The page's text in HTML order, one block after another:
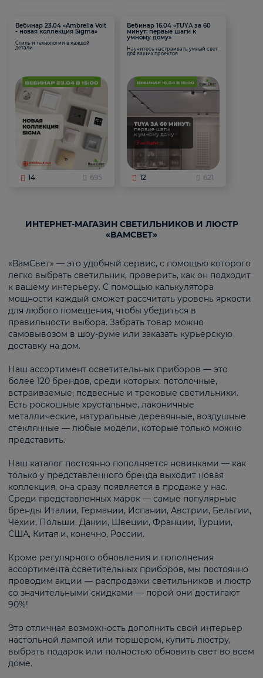
Вебинар 23.04 «Ambrella Volt
- новая коллекция Sigma»
Стиль и технологии в каждой
детали
14 695
Вебинар 16.04 «TUYA за 60
минут: первые шаги к
умному дому»
Научитесь настраивать умный свет
для ваших проектов
12 621
ИНТЕРНЕТ-МАГАЗИН СВЕТИЛЬНИКОВ И ЛЮСТР
«ВАМСВЕТ»
«ВамСвет» — это удобный сервис, с помощью которого
легко выбрать светильник, проверить, как он подходит
к вашему интерьеру. С помощью калькулятора
мощности каждый сможет рассчитать уровень яркости
для любого помещения, чтобы убедиться в
правильности выбора. Забрать товар можно
самовывозом в шоу-руме или заказать курьерскую
доставку на дом.
Наш ассортимент осветительных приборов — это
более 120 брендов, среди которых: потолочные,
встраиваемые, подвесные и трековые светильники.
Есть роскошные хрустальные, лаконичные
металлические, натуральные деревянные, воздушные
стеклянные — любые модели, которые только можно
представить.
Наш каталог постоянно пополняется новинками — как
только у представленного бренда выходит новая
коллекция, она сразу появляется в продаже у нас.
Среди представленных марок — самые популярные
бренды Италии, Германии, Испании, Австрии, Бельгии,
Чехии, Польши, Дании, Швеции, Франции, Турции,
США, Китая и, конечно, России.
Кроме регулярного обновления и пополнения
ассортимента осветительных приборов, мы постоянно
проводим акции — распродажи светильников и люстр
со значительными скидками — порой они достигают
90%!
Это отличная возможность дополнить свой интерьер
настольной лампой или торшером, купить люстру,
выбрать подарок или полностью обновить свет во всем
доме.